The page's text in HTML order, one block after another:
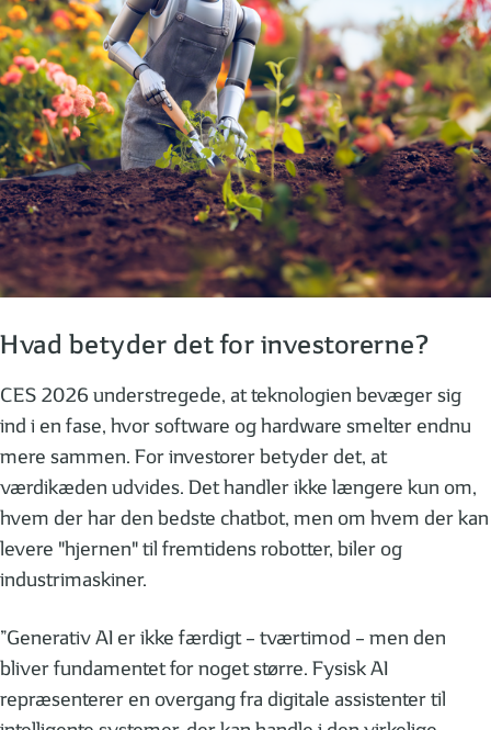
Hvad betyder det for investorerne?
CES 2026 understregede, at teknologien bevæger sig
ind i en fase, hvor software og hardware smelter endnu
mere sammen. For investorer betyder det, at
værdikæden udvides. Det handler ikke længere kun om,
hvem der har den bedste chatbot, men om hvem der kan
levere "hjernen" til fremtidens robotter, biler og
industrimaskiner.
”Generativ AI er ikke færdigt – tværtimod – men den
bliver fundamentet for noget større. Fysisk AI
repræsenterer en overgang fra digitale assistenter til